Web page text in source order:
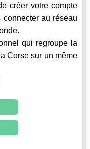
créer votre compte
connecter au réseau
qui regroupe la
Corse sur un même